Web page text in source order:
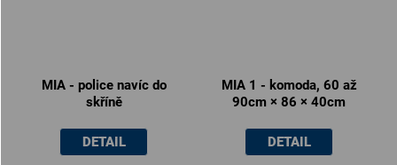
MIA - police navíc do
skříně
DETAIL
MIA 1 - komoda, 60 až
90cm × 86 × 40cm
DETAIL